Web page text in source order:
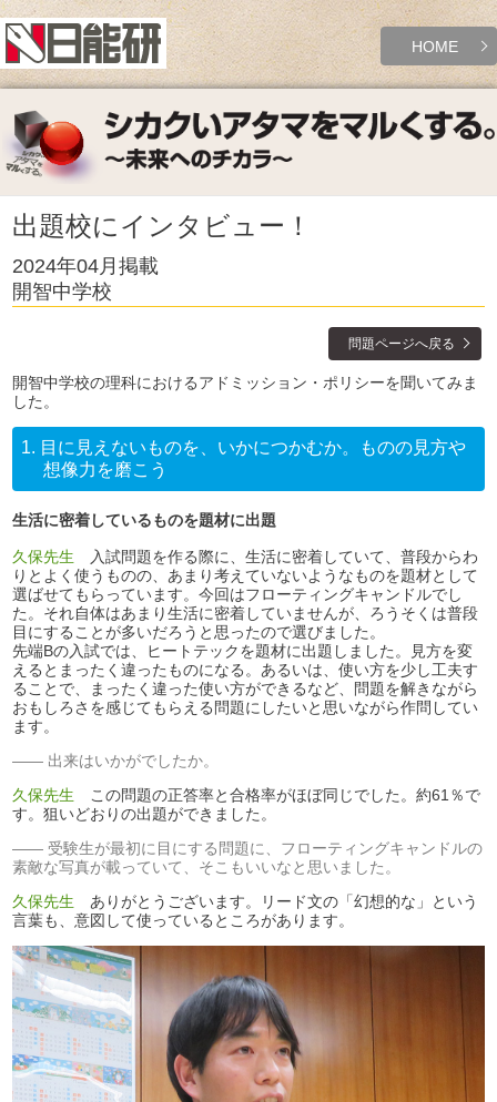
HOME
出題校にインタビュー！
2024年04月掲載
開智中学校
問題ページへ戻る
開智中学校の理科におけるアドミッション・ポリシーを聞いてみま
した。
1. 目に見えないものを、いかにつかむか。ものの見方や
想像力を磨こう
生活に密着しているものを題材に出題
久保先生 入試問題を作る際に、生活に密着していて、普段からわ
りとよく使うものの、あまり考えていないようなものを題材として
選ばせてもらっています。今回はフローティングキャンドルでし
た。それ自体はあまり生活に密着していませんが、ろうそくは普段
目にすることが多いだろうと思ったので選びました。
先端Bの入試では、ヒートテックを題材に出題しました。見方を変
えるとまったく違ったものになる。あるいは、使い方を少し工夫す
ることで、まったく違った使い方ができるなど、問題を解きながら
おもしろさを感じてもらえる問題にしたいと思いながら作問してい
ます。
出来はいかがでしたか。
久保先生 この問題の正答率と合格率がほぼ同じでした。約61％で
す。狙いどおりの出題ができました。
受験生が最初に目にする問題に、フローティングキャンドルの
素敵な写真が載っていて、そこもいいなと思いました。
久保先生 ありがとうございます。リード文の「幻想的な」という
言葉も、意図して使っているところがあります。